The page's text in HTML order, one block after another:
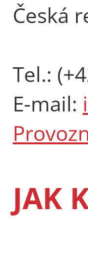
Česká
Tel.:
E-mail:
JAK